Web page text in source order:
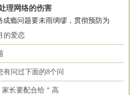
理网络的伤害
成瘾问题要未雨绸缪，贯彻预防为
的爱恋
有问过下面的8个问
长要配合给＂高